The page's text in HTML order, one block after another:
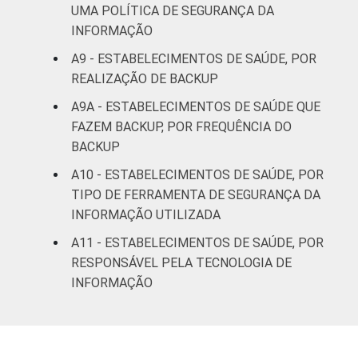
UMA POLÍTICA DE SEGURANÇA DA
INFORMAÇÃO
A9 - ESTABELECIMENTOS DE SAÚDE, POR
REALIZAÇÃO DE BACKUP
A9A - ESTABELECIMENTOS DE SAÚDE QUE
FAZEM BACKUP, POR FREQUÊNCIA DO
BACKUP
A10 - ESTABELECIMENTOS DE SAÚDE, POR
TIPO DE FERRAMENTA DE SEGURANÇA DA
INFORMAÇÃO UTILIZADA
A11 - ESTABELECIMENTOS DE SAÚDE, POR
RESPONSÁVEL PELA TECNOLOGIA DE
INFORMAÇÃO